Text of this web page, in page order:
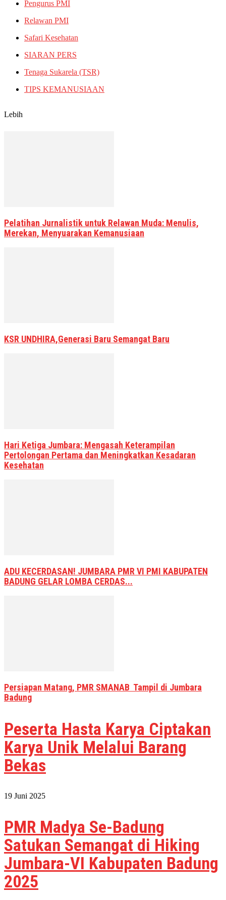
Pengurus PMI
Relawan PMI
Safari Kesehatan
SIARAN PERS
Tenaga Sukarela (TSR)
TIPS KEMANUSIAAN
Lebih
Pelatihan Jurnalistik untuk Relawan Muda: Menulis,
Merekan, Menyuarakan Kemanusiaan
KSR UNDHIRA,Generasi Baru Semangat Baru
Hari Ketiga Jumbara: Mengasah Keterampilan
Pertolongan Pertama dan Meningkatkan Kesadaran
Kesehatan
ADU KECERDASAN! JUMBARA PMR VI PMI KABUPATEN
BADUNG GELAR LOMBA CERDAS...
Persiapan Matang, PMR SMANAB Tampil di Jumbara
Badung
Peserta Hasta Karya Ciptakan
Karya Unik Melalui Barang
Bekas
19 Juni 2025
PMR Madya Se-Badung
Satukan Semangat di Hiking
Jumbara-VI Kabupaten Badung
2025